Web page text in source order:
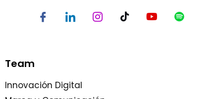
Team
Innovación Digital